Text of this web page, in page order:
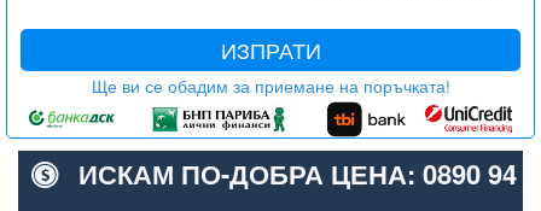
ИЗПРАТИ
Ще ви се обадим за приемане на поръчката!
ИСКАМ ПО-ДОБРА ЦЕНА: 0890 94